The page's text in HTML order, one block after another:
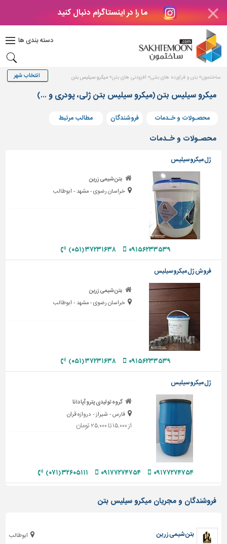
ما را در اینستاگرام دنبال کنید
دسته بندی ها
دکوراسیون
بتن
های
بتنی
و
ساختمانی
پله،
نرده
و
حفاظ
دیوارپوش،
کفپوش
سنگ
سرویس
بهداشتی
ابزار،یراق
و
ماشین
آلات
برقی،روشنایی،ایمنی
محوطه
و
نما
ساخت
ساز
تاسیسات
ساختمان
شهرسازی،
سازه
ساختمون بتن و فراورده های بتنی افزودنی های بتن میکرو سیلیس بتن
میکرو سیلیس بتن (میکرو سیلیس بتن ژلی، پودری و ...)
محصـولات و خـدمات فروشندگان مطالب مرتبط
محصـولات و خـدمات
ژل میکروسیلیس
بتن شیمی زرین
خراسان رضوی - مشهد - ابوطالب
۰۹۱۵۶۲۳۳۵۳۹ ۳۷۲۳۱۶۳۸ (۰۵۱)
فروش ژل میکروسیلیس
بتن شیمی زرین
خراسان رضوی - مشهد - ابوطالب
۰۹۱۵۶۲۳۳۵۳۹ ۳۷۲۳۱۶۳۸ (۰۵۱)
ژل میکروسیلیس
گروه تولیدی پترو آپادانا
فارس - شیراز - دروازه قران
از ۱۵,۰۰۰ تا ۲۵,۰۰۰ تومان
۰۹۱۷۷۲۷۴۷۵۴ ۰۹۱۷۷۲۷۴۷۵۴ ۳۲۶۰۵۱۱۱ (۰۷۱)
فروشندگان و مجریان میکرو سیلیس بتن
ابوطالب بتن شیمی زرین